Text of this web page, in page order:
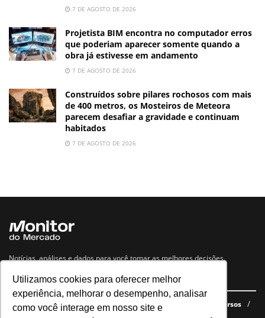
Utilizamos cookies para oferecer melhor
experiência, melhorar o desempenho, analisar
como você interage em nosso site e
7 DE AGOSTO DE 2026
Projetista BIM encontra no computador erros
que poderiam aparecer somente quando a
obra já estivesse em andamento
7 DE AGOSTO DE 2026
Construídos sobre pilares rochosos com mais
de 400 metros, os Mosteiros de Meteora
parecem desafiar a gravidade e continuam
habitados
7 DE AGOSTO DE 2026
Notícias, análises e dados para você tomar as melhores decisões.
Navegue no site
Últimas notícias Quem somos E-books gratuitos
Cursos